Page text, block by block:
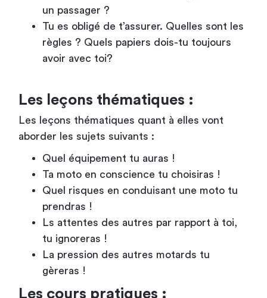
un passager ?
Tu es obligé de t’assurer. Quelles sont les
règles ? Quels papiers dois-tu toujours
avoir avec toi?
Les leçons thématiques :
Les leçons thématiques quant à elles vont
aborder les sujets suivants :
Quel équipement tu auras !
Ta moto en conscience tu choisiras !
Quel risques en conduisant une moto tu
prendras !
Ls attentes des autres par rapport à toi,
tu ignoreras !
La pression des autres motards tu
gèreras !
Les cours pratiques :